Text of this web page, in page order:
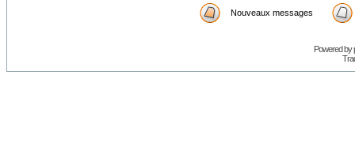
Nouveaux messages
Powered by